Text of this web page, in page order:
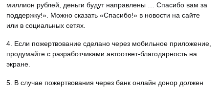
миллион рублей, деньги будут направлены … Спасибо вам за
поддержку!». Можно сказать «Спасибо!» в новости на сайте
или в социальных сетях.
4. Если пожертвование сделано через мобильное приложение,
продумайте с разработчиками автоответ-благодарность на
экране.
5. В случае пожертвования через банк онлайн донор должен